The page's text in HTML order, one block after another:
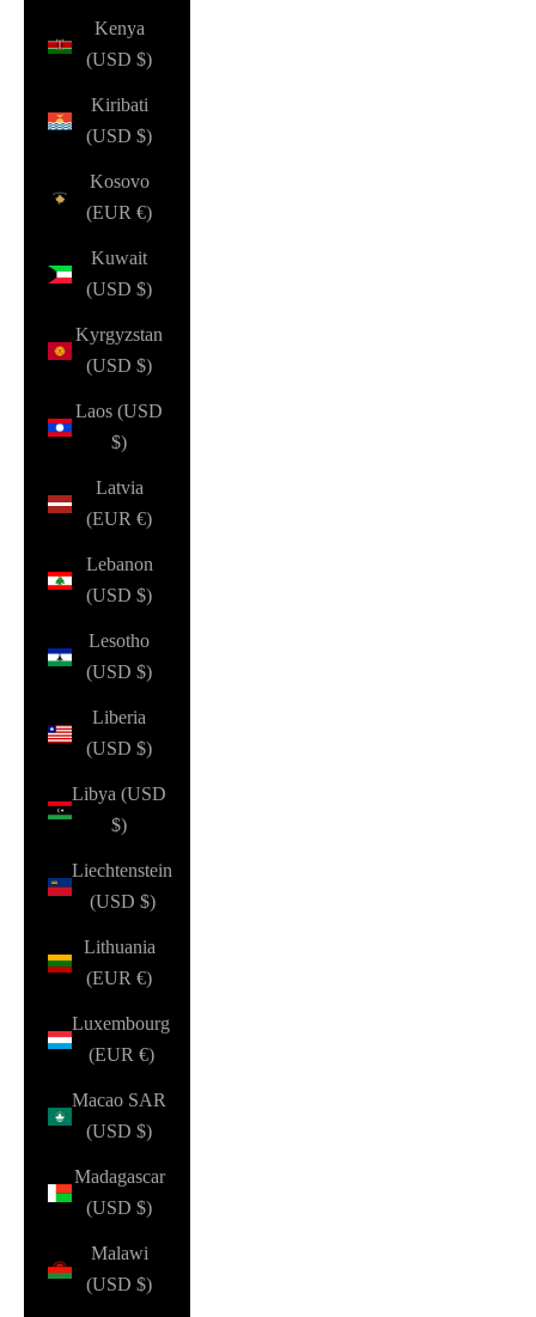
Kenya
(USD $)
Kiribati
(USD $)
Kosovo
(EUR €)
Kuwait
(USD $)
Kyrgyzstan
(USD $)
Laos (USD
$)
Latvia
(EUR €)
Lebanon
(USD $)
Lesotho
(USD $)
Liberia
(USD $)
Libya (USD
$)
Liechtenstein
(USD $)
Lithuania
(EUR €)
Luxembourg
(EUR €)
Macao SAR
(USD $)
Madagascar
(USD $)
Malawi
(USD $)